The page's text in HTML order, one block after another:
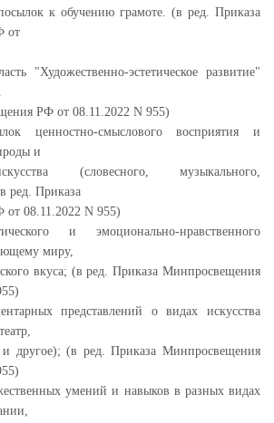
к обучению грамоте. (в ред. Приказа
от
"Художественно-эстетическое развитие"
РФ от 08.11.2022 N 955)
ценностно-смыслового восприятия и
и
(словесного, музыкального,
ред. Приказа
08.11.2022 N 955)
и эмоционально-нравственного
миру,
вкуса; (в ред. Приказа Минпросвещения
представлений о видах искусства
и другое); (в ред. Приказа Минпросвещения
умений и навыков в разных видах